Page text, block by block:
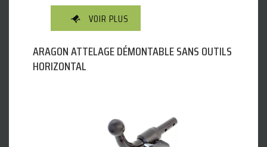
VOIR PLUS
ARAGON ATTELAGE DÉMONTABLE SANS OUTILS
HORIZONTAL